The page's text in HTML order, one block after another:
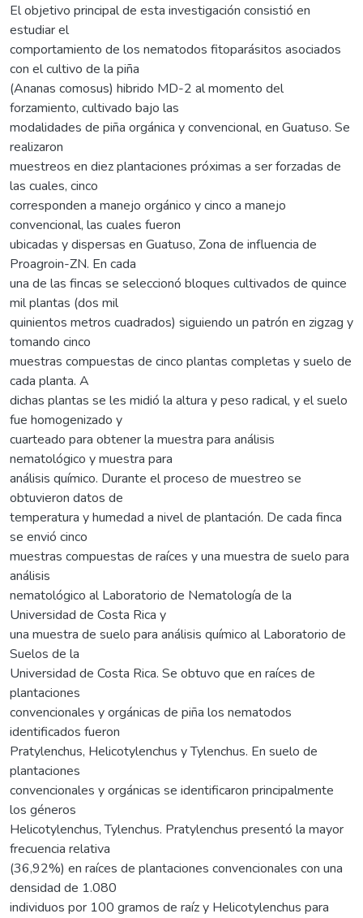
El objetivo principal de esta investigación consistió en
estudiar el
comportamiento de los nematodos fitoparásitos asociados
con el cultivo de la piña
(Ananas comosus) hibrido MD-2 al momento del
forzamiento, cultivado bajo las
modalidades de piña orgánica y convencional, en Guatuso. Se
realizaron
muestreos en diez plantaciones próximas a ser forzadas de
las cuales, cinco
corresponden a manejo orgánico y cinco a manejo
convencional, las cuales fueron
ubicadas y dispersas en Guatuso, Zona de influencia de
Proagroin-ZN. En cada
una de las fincas se seleccionó bloques cultivados de quince
mil plantas (dos mil
quinientos metros cuadrados) siguiendo un patrón en zigzag y
tomando cinco
muestras compuestas de cinco plantas completas y suelo de
cada planta. A
dichas plantas se les midió la altura y peso radical, y el suelo
fue homogenizado y
cuarteado para obtener la muestra para análisis
nematológico y muestra para
análisis químico. Durante el proceso de muestreo se
obtuvieron datos de
temperatura y humedad a nivel de plantación. De cada finca
se envió cinco
muestras compuestas de raíces y una muestra de suelo para
análisis
nematológico al Laboratorio de Nematología de la
Universidad de Costa Rica y
una muestra de suelo para análisis químico al Laboratorio de
Suelos de la
Universidad de Costa Rica. Se obtuvo que en raíces de
plantaciones
convencionales y orgánicas de piña los nematodos
identificados fueron
Pratylenchus, Helicotylenchus y Tylenchus. En suelo de
plantaciones
convencionales y orgánicas se identificaron principalmente
los géneros
Helicotylenchus, Tylenchus. Pratylenchus presentó la mayor
frecuencia relativa
(36,92%) en raíces de plantaciones convencionales con una
densidad de 1.080
individuos por 100 gramos de raíz y Helicotylenchus para